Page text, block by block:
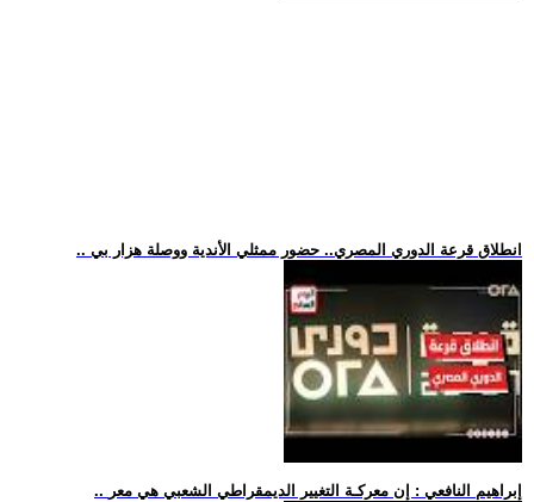
.. انطلاق قرعة الدوري المصري.. حضور ممثلي الأندية ووصلة هزار بي
.. إبراهيم النافعي : إن معركـة التغيير الديمقراطي الشعبي هي معر